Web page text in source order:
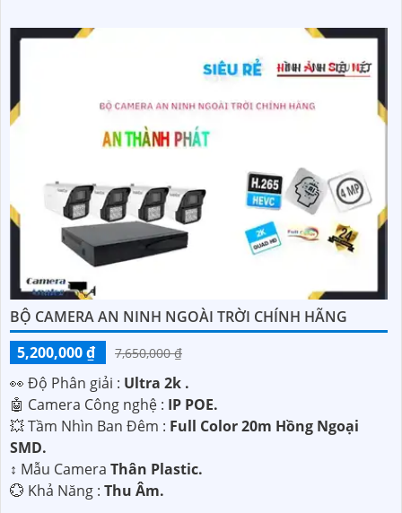
BỘ CAMERA AN NINH NGOÀI TRỜI CHÍNH HÃNG
5,200,000 ₫
7,650,000 ₫
️👀 Độ Phân giải : Ultra 2k .
🤖️ Camera Công nghệ : IP POE.
💥 Tầm Nhìn Ban Đêm : Full Color 20m Hồng Ngoại
SMD.
↕️ Mẫu Camera Thân Plastic.
️💮 Khả Năng : Thu Âm.